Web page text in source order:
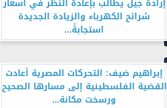
إرادة جيل يطالب بإعادة النظر في أسعار
شرائح الكهرباء والزيادة الجديدة
استجابةً...
إبراهيم ضيف: التحركات المصرية أعادت
القضية الفلسطينية إلى مسارها الصحيح
ورسخت مكانة...